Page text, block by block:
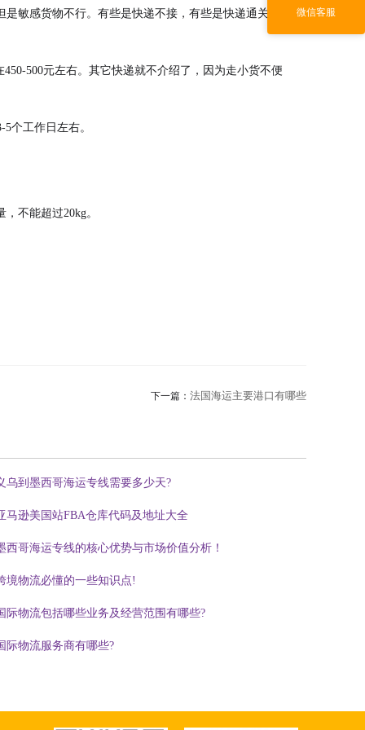
敏感货物不行。有些是快递不接，有些是快递通关能
500元左右。其它快递就不介绍了，因为走小货不便
个工作日左右。
不能超过20kg。
下一篇： 法国海运主要港口有哪些
乌到墨西哥海运专线需要多少天?
马逊美国站FBA仓库代码及地址大全
西哥海运专线的核心优势与市场价值分析！
境物流必懂的一些知识点!
际物流包括哪些业务及经营范围有哪些?
际物流服务商有哪些?
微信客服